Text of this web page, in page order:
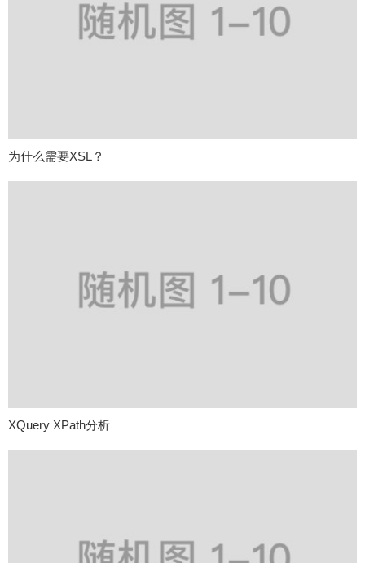
为什么需要XSL？
XQuery XPath分析